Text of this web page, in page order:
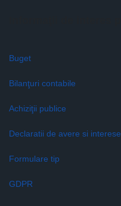
Buget
Bilanţuri contabile
Achiziţii publice
Declaratii de avere si interese
Formulare tip
GDPR